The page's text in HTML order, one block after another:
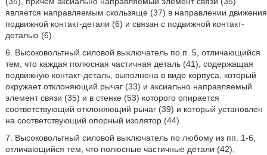
является направляемым скользяще (37) в направлении движения
подвижной контакт-детали (6) и связан с подвижной контакт-
деталью (6).
6. Высоковольтный силовой выключатель по п. 5, отличающийся
тем, что каждая полюсная частичная деталь (41), содержащая
подвижную контакт-деталь, выполнена в виде корпуса, который
окружает отклоняющий рычаг (33) и аксиально направляемый
элемент связи (35) и в стенке (53) которого опирается
соответствующий отклоняющий рычаг (39) и который установлен
на соответствующий опорный изолятор (44).
7. Высоковольтный силовой выключатель по любому из пп. 1-6,
отличающийся тем, что полюсные частичные детали (42),